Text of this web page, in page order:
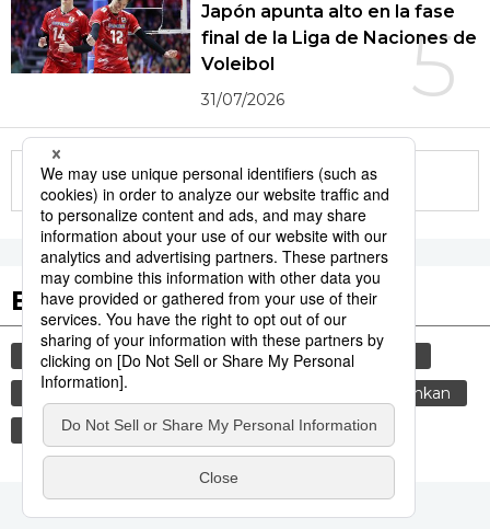
5
Japón apunta alto en la fase
final de la Liga de Naciones de
Voleibol
31/07/2026
More in this series
Etiquetas destacadas
cultura vida economía
gastronomía
cortesía
genkan
shinkansen
maglev